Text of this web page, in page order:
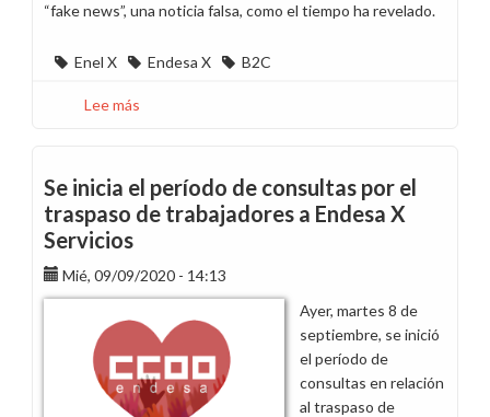
“fake news”, una noticia falsa, como el tiempo ha revelado.
Enel X Endesa X B2C
Lee más
B2C
y
la
que
continúa
Se inicia el período de consultas por el
traspaso de trabajadores a Endesa X
Servicios
Mié, 09/09/2020 - 14:13
Ayer, martes 8 de
septiembre, se inició
el período de
consultas en relación
al traspaso de